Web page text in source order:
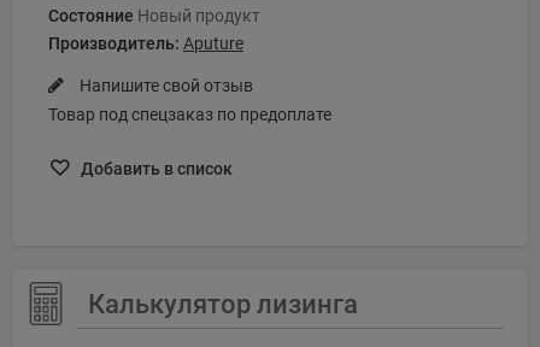
Состояние Новый продукт
Производитель: Aputure
Напишите свой отзыв
Товар под спецзаказ по предоплате
Добавить в список
Калькулятор лизинга